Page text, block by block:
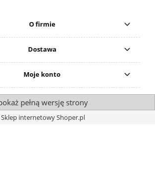
O firmie
Dostawa
Moje konto
pełną wersję strony
Sklep internetowy Shoper.pl